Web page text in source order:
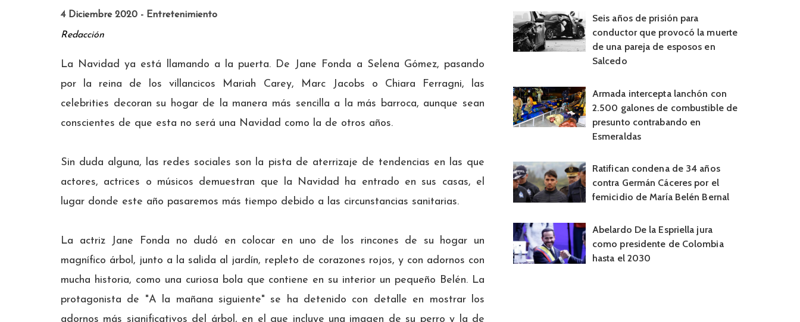
4 Diciembre 2020 - Entretenimiento
Redacción
La Navidad ya está llamando a la puerta. De Jane Fonda a Selena Gómez, pasando
por la reina de los villancicos Mariah Carey, Marc Jacobs o Chiara Ferragni, las
celebrities decoran su hogar de la manera más sencilla a la más barroca, aunque sean
conscientes de que esta no será una Navidad como la de otros años.
Sin duda alguna, las redes sociales son la pista de aterrizaje de tendencias en las que
actores, actrices o músicos demuestran que la Navidad ha entrado en sus casas, el
lugar donde este año pasaremos más tiempo debido a las circunstancias sanitarias.
La actriz Jane Fonda no dudó en colocar en uno de los rincones de su hogar un
magnífico árbol, junto a la salida al jardín, repleto de corazones rojos, y con adornos con
mucha historia, como una curiosa bola que contiene en su interior un pequeño Belén. La
protagonista de "A la mañana siguiente" se ha detenido con detalle en mostrar los
adornos más significativos del árbol, en el que incluye una imagen de su perro y la de
Seis años de prisión para
conductor que provocó la muerte
de una pareja de esposos en
Salcedo
Armada intercepta lanchón con
2.500 galones de combustible de
presunto contrabando en
Esmeraldas
Ratifican condena de 34 años
contra Germán Cáceres por el
femicidio de María Belén Bernal
Abelardo De la Espriella jura
como presidente de Colombia
hasta el 2030